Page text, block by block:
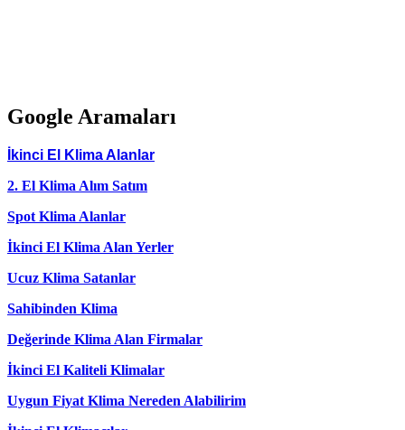
Google Aramaları
İkinci El Klima Alanlar
2. El Klima Alım Satım
Spot Klima Alanlar
İkinci El Klima Alan Yerler
Ucuz Klima Satanlar
Sahibinden Klima
Değerinde Klima Alan Firmalar
İkinci El Kaliteli Klimalar
Uygun Fiyat Klima Nereden Alabilirim